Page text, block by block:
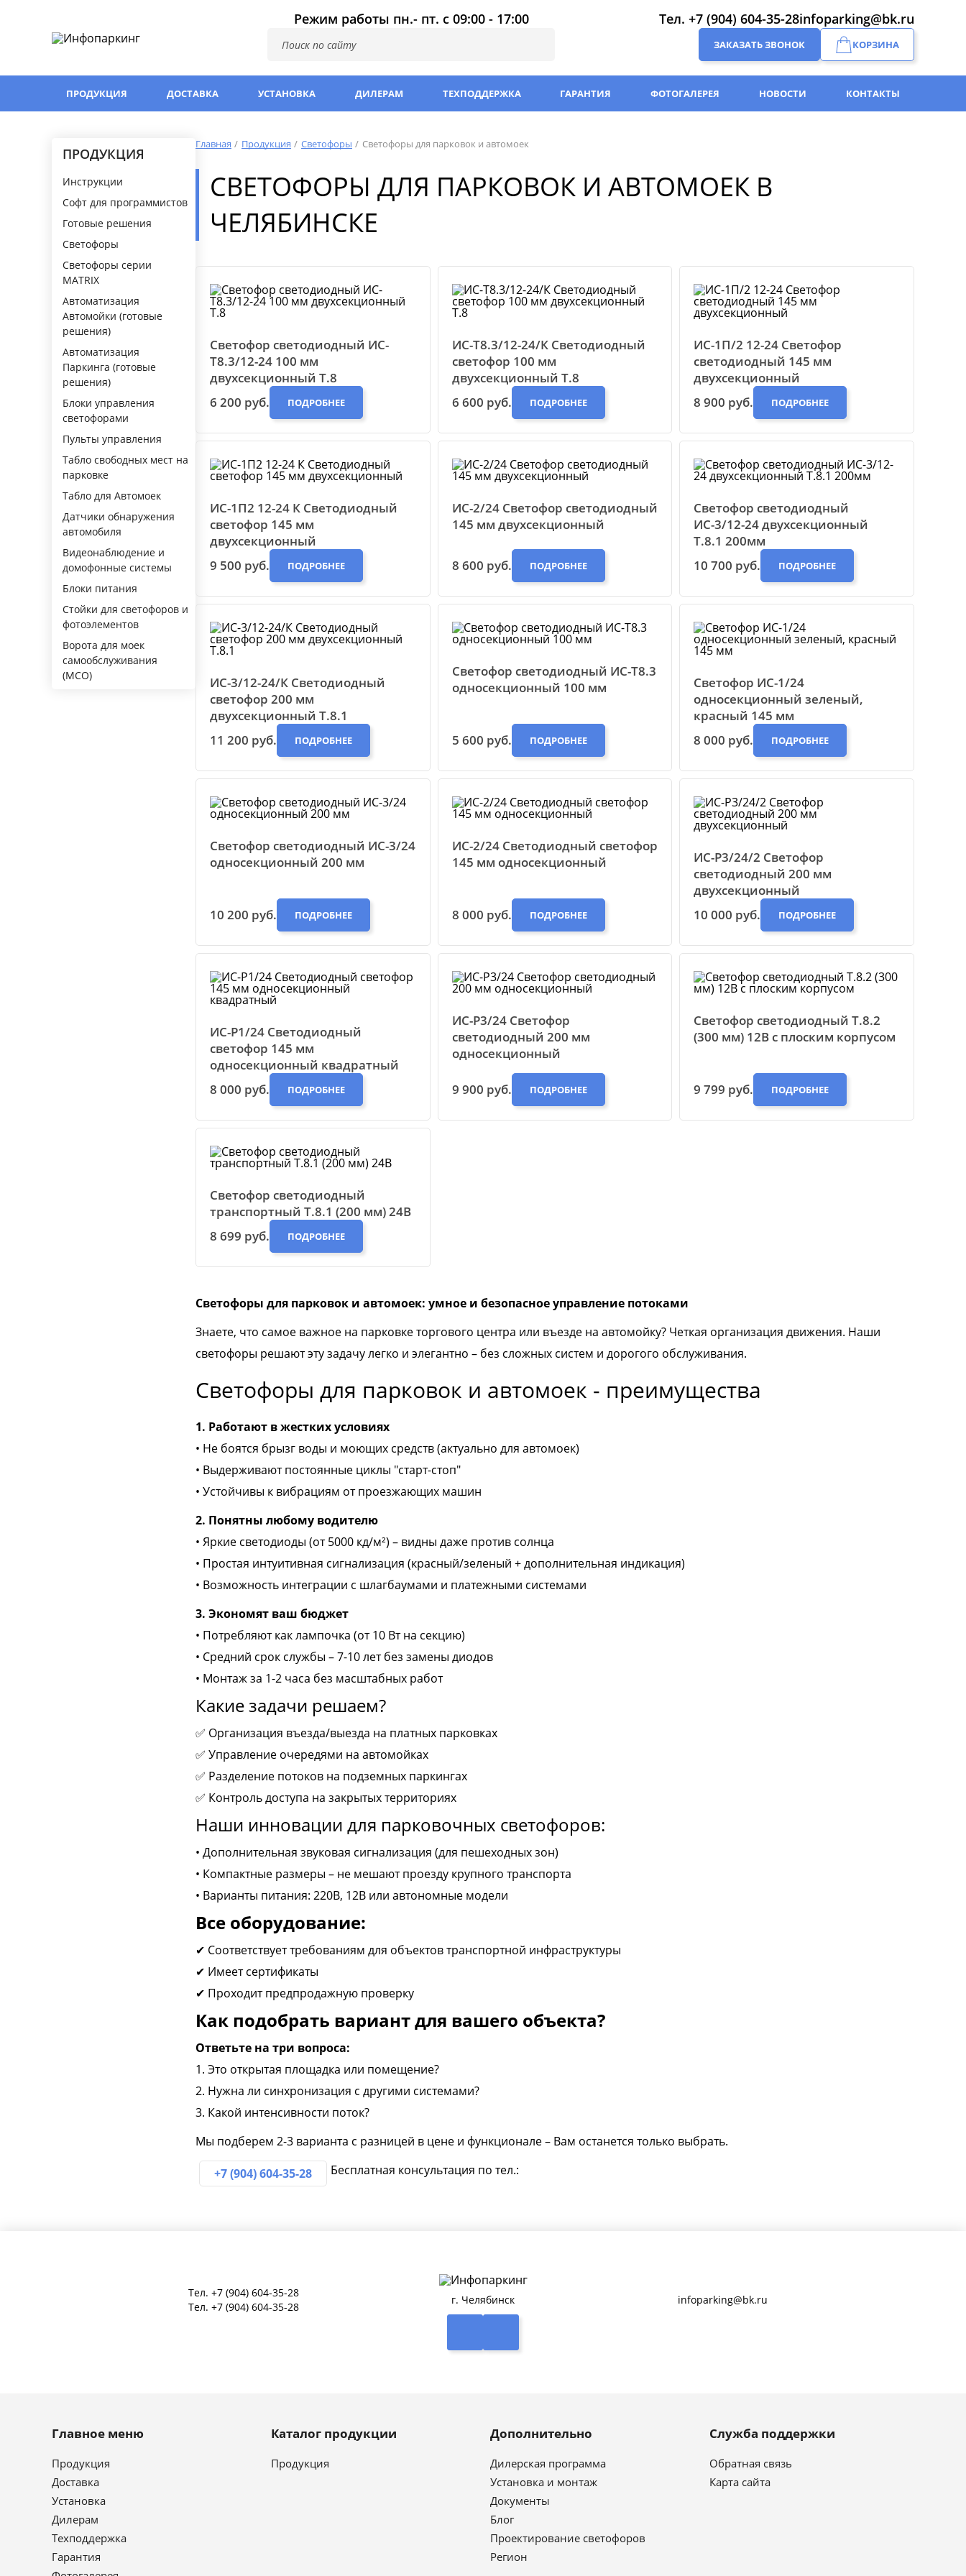
Режим работы пн.- пт. с 09:00 - 17:00 Тел. +7 (904) 604-35-28infoparking@bk.ru
ЗАКАЗАТЬ ЗВОНОК КОРЗИНА
ПРОДУКЦИЯ ДОСТАВКА УСТАНОВКА ДИЛЕРАМ ТЕХПОДДЕРЖКА ГАРАНТИЯ ФОТОГАЛЕРЕЯ НОВОСТИ КОНТАКТЫ
ПРОДУКЦИЯ
Инструкции
Софт для программистов
Готовые решения
Светофоры
Светофоры серии
MATRIX
Автоматизация
Автомойки (готовые
решения)
Автоматизация
Паркинга (готовые
решения)
Блоки управления
светофорами
Пульты управления
Табло свободных мест на
парковке
Табло для Автомоек
Датчики обнаружения
автомобиля
Видеонаблюдение и
домофонные системы
Блоки питания
Стойки для светофоров и
фотоэлементов
Ворота для моек
самообслуживания
(МСО)
Главная Продукция Светофоры Светофоры для парковок и автомоек
СВЕТОФОРЫ ДЛЯ ПАРКОВОК И АВТОМОЕК В
ЧЕЛЯБИНСКЕ
Светофор светодиодный ИС-
Т8.3/12-24 100 мм
двухсекционный Т.8
6 200 руб.
ПОДРОБНЕЕ
ИС-Т8.3/12-24/К Светодиодный
светофор 100 мм
двухсекционный Т.8
6 600 руб.
ПОДРОБНЕЕ
ИС-1П/2 12-24 Светофор
светодиодный 145 мм
двухсекционный
8 900 руб.
ПОДРОБНЕЕ
ИС-1П2 12-24 К Светодиодный
светофор 145 мм
двухсекционный
9 500 руб.
ПОДРОБНЕЕ
ИС-2/24 Светофор светодиодный
145 мм двухсекционный
8 600 руб. ПОДРОБНЕЕ
Светофор светодиодный
ИС-3/12-24 двухсекционный
Т.8.1 200мм
10 700 руб.
ПОДРОБНЕЕ
ИС-3/12-24/К Светодиодный
светофор 200 мм
двухсекционный Т.8.1
11 200 руб.
ПОДРОБНЕЕ
Светофор светодиодный ИС-Т8.3
односекционный 100 мм
5 600 руб. ПОДРОБНЕЕ
Cветофор ИС-1/24
односекционный зеленый,
красный 145 мм
8 000 руб.
ПОДРОБНЕЕ
Светофор светодиодный ИС-3/24
односекционный 200 мм
10 200 руб. ПОДРОБНЕЕ
ИС-2/24 Светодиодный светофор
145 мм односекционный
8 000 руб. ПОДРОБНЕЕ
ИС-Р3/24/2 Светофор
светодиодный 200 мм
двухсекционный
10 000 руб.
ПОДРОБНЕЕ
ИС-Р1/24 Светодиодный
светофор 145 мм
односекционный квадратный
8 000 руб.
ПОДРОБНЕЕ
ИС-Р3/24 Светофор
светодиодный 200 мм
односекционный
9 900 руб. ПОДРОБНЕЕ
Светофор светодиодный Т.8.2
(300 мм) 12В с плоским корпусом
9 799 руб. ПОДРОБНЕЕ
Светофор светодиодный
транспортный Т.8.1 (200 мм) 24В
8 699 руб.
ПОДРОБНЕЕ
Светофоры для парковок и автомоек: умное и безопасное управление потоками
Знаете, что самое важное на парковке торгового центра или въезде на автомойку? Четкая организация движения. Наши
светофоры решают эту задачу легко и элегантно – без сложных систем и дорогого обслуживания.
Светофоры для парковок и автомоек - преимущества
1. Работают в жестких условиях
• Не боятся брызг воды и моющих средств (актуально для автомоек)
• Выдерживают постоянные циклы "старт-стоп"
• Устойчивы к вибрациям от проезжающих машин
2. Понятны любому водителю
• Яркие светодиоды (от 5000 кд/м²) – видны даже против солнца
• Простая интуитивная сигнализация (красный/зеленый + дополнительная индикация)
• Возможность интеграции с шлагбаумами и платежными системами
3. Экономят ваш бюджет
• Потребляют как лампочка (от 10 Вт на секцию)
• Средний срок службы – 7-10 лет без замены диодов
• Монтаж за 1-2 часа без масштабных работ
Какие задачи решаем?
✅ Организация въезда/выезда на платных парковках
✅ Управление очередями на автомойках
✅ Разделение потоков на подземных паркингах
✅ Контроль доступа на закрытых территориях
Наши инновации для парковочных светофоров:
• Дополнительная звуковая сигнализация (для пешеходных зон)
• Компактные размеры – не мешают проезду крупного транспорта
• Варианты питания: 220В, 12В или автономные модели
Все оборудование:
✔ Соответствует требованиям для объектов транспортной инфраструктуры
✔ Имеет сертификаты
✔ Проходит предпродажную проверку
Как подобрать вариант для вашего объекта?
Ответьте на три вопроса:
1. Это открытая площадка или помещение?
2. Нужна ли синхронизация с другими системами?
3. Какой интенсивности поток?
Мы подберем 2-3 варианта с разницей в цене и функционале – Вам останется только выбрать.
Бесплатная консультация по тел.:
+7 (904) 604-35-28
Тел. +7 (904) 604-35-28
Тел. +7 (904) 604-35-28
г. Челябинск infoparking@bk.ru
Главное меню
Продукция
Доставка
Установка
Дилерам
Техподдержка
Гарантия
Каталог продукции
Продукция
Дополнительно
Дилерская программа
Установка и монтаж
Документы
Блог
Проектирование светофоров
Регион
Служба поддержки
Обратная связь
Карта сайта